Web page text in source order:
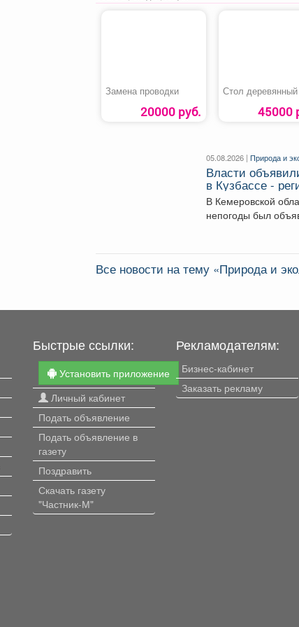
Замена проводки
20000 руб.
Стол деревянный
45000
05.08.2026 |Природа и
Власти
в Кузбассе -
В Кемеровской
непогоды был
Все новости на тему «Природа и
Быстрые ссылки:
Установить приложение
Личный кабинет
Подать объявление
Подать объявление в
газету
Поздравить
Скачать газету
"Частник-М"
Рекламодателям:
Бизнес-кабинет
Заказать рекламу